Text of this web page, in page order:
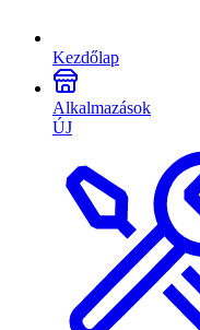
Kezdőlap
Alkalmazások
ÚJ